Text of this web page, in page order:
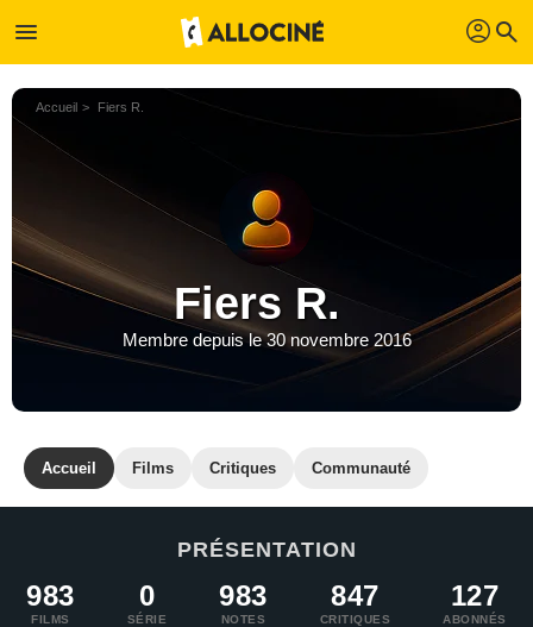
menu profil search
Accueil Fiers R.
Fiers R.
Membre depuis le 30 novembre 2016
Accueil Films Critiques Communauté
PRÉSENTATION
983
FILMS
0
SÉRIE
983
NOTES
847
CRITIQUES
127
ABONNÉS